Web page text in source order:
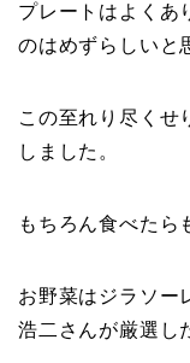
プレートはよくあ
のはめずらしいと
この至れり尽くせ
しました。
もちろん食べたら
お野菜はジラソー
浩二さんが厳選し